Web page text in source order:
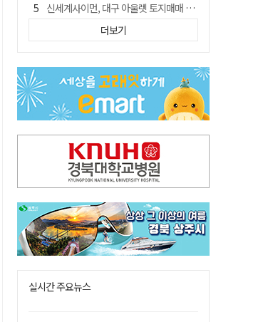
신세계사이먼, 대구 아울렛 토지매매 계약 체결… 사업 본궤도
SK하이닉스, 주당 375원 분기 배당 공시…"3분기 중 주주환원 방안 확정"
이의준 전 경북도 새마을봉사과장, 제28대 울릉군 부군수 취임
外人 한 달 새 8000억 담았는데…LG이노텍 목표주가는 왜 엇갈릴까
정청래, 靑 겨냥... "신천지·레버리지·호남 반도체 겁박 사과하라"
더보기
실시간 주요뉴스